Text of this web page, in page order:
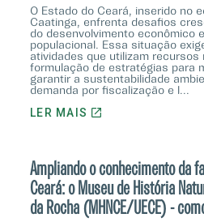
O Estado do Ceará, inserido no
Caatinga, enfrenta desafios
do desenvolvimento econômico
populacional. Essa situação
atividades que utilizam
formulação de estratégias para
garantir a sustentabilidade
demanda por fiscalização e l...
LER MAIS
Ampliando o conhecimento da
Ceará: o Museu de História
da Rocha (MHNCE/UECE) -